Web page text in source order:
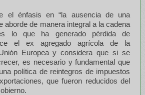
el énfasis en “la ausencia de una
aborde de manera integral a la cadena
lo que ha generado pérdida de
el ex agregado agrícola de la
Europea y considera que si se
es necesario y fundamental que
política de reintegros de impuestos
que fueron reducidos del